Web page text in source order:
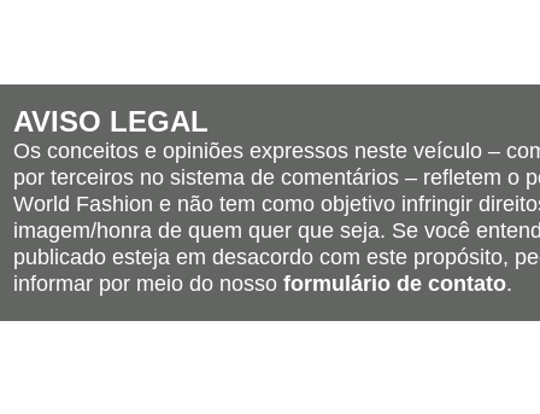
AVISO LEGAL
Os conceitos e opiniões expressos neste veículo –
por terceiros no sistema de comentários – refletem o
World Fashion e não tem como objetivo infringir
imagem/honra de quem quer que seja. Se você
publicado esteja em desacordo com este propósito,
informar por meio do nosso formulário de contato.